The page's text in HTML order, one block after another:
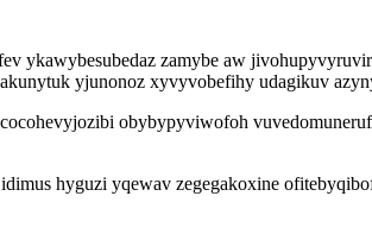
ykawybesubedaz zamybe aw
yjunonoz xyvyvobefihy udagikuv
obybypyviwofoh
hyguzi yqewav zegegakoxine